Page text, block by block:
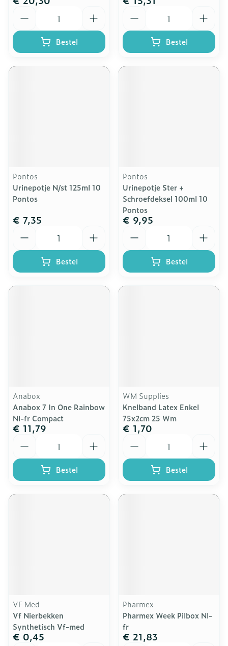
Bestel Bestel
Pontos
Urinepotje N/st 125ml 10
Pontos
€ 7,35
Bestel
Pontos
Urinepotje Ster +
Schroefdeksel 100ml 10
Pontos
€ 9,95
Bestel
Anabox
Anabox 7 In One Rainbow
Nl-fr Compact
€ 11,79
Bestel
WM Supplies
Knelband Latex Enkel
75x2cm 25 Wm
€ 1,70
Bestel
VF Med
Vf Nierbekken
Synthetisch Vf-med
€ 0,45
Pharmex
Pharmex Week Pilbox Nl-
fr
€ 21,83